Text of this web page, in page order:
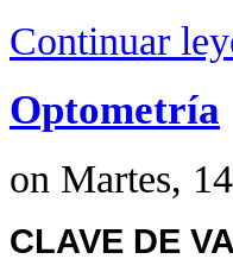
Continuar
Optometría
on Martes,
CLAVE DE